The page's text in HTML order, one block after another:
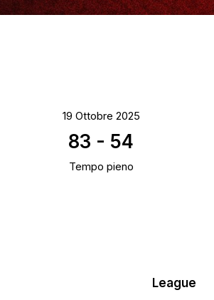
19 Ottobre 2025
83 - 54
Tempo pieno
League